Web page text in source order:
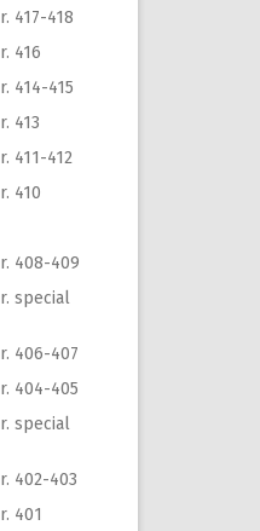
417-418
416
414-415
413
411-412
410
408-409
special
406-407
404-405
special
402-403
401